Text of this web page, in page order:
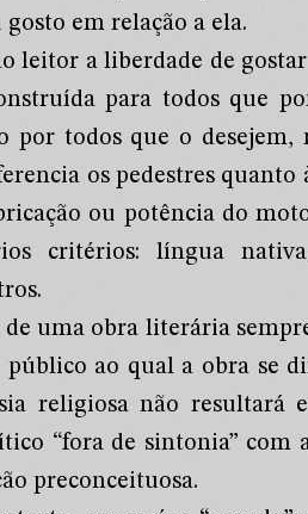
gosto em relação a ela.
leitor a liberdade de
para todos que
por todos que o
os pedestres
ou potência do
critérios: língua
uma obra literária
público ao qual a obra se
religiosa não
“fora de sintonia” com
preconceituosa.